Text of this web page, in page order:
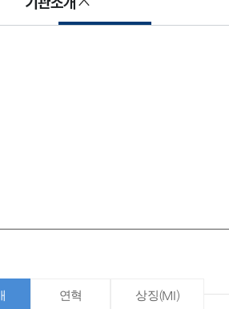
연혁 상징(MI)